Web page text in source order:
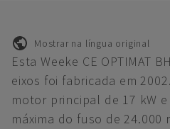
Mostrar na língua original
Esta Weeke CE OPTIMAT
eixos foi fabricada em
motor principal de 17 kW
máxima do fuso de 24.000